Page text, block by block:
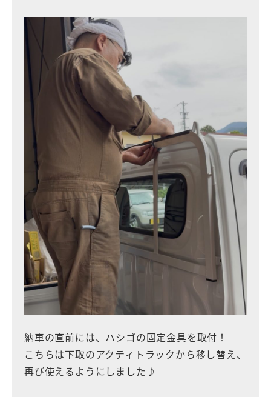
納車の直前には、ハシゴの固定金具を取付！
こちらは下取のアクティトラックから移し替え、
再び使えるようにしました♪